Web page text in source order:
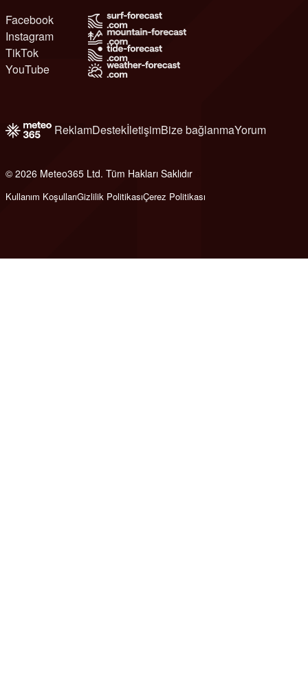
Facebook
Instagram
TikTok
YouTube
ReklamDestekİletişimBize bağlanmaYorum
© 2026 Meteo365 Ltd. Tüm Hakları Saklıdır
Kullanım KoşullarıGizlilik PolitikasıÇerez Politikası